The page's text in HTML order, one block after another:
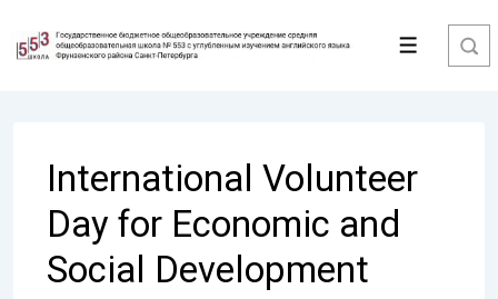
Перейти
Меню
International Volunteer
Day for Economic and
Social Development